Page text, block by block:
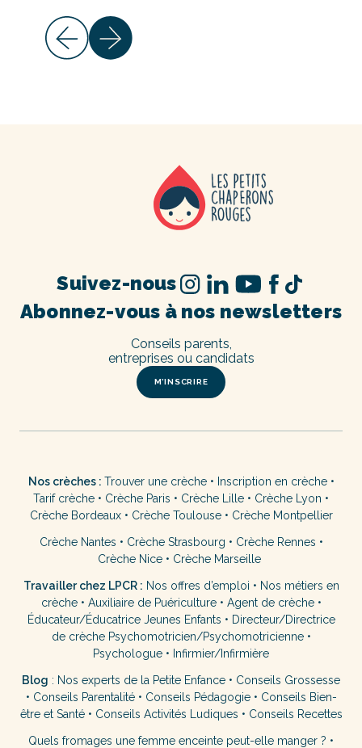
Abonnez-vous à nos newsletters
M’INSCRIRE
Conseils parents,
entreprises ou candidats
Suivez-nous
Nos crèches : Trouver une crèche• Inscription en crèche•
Tarif crèche • Crèche Paris • Crèche Lille • Crèche Lyon •
Crèche Bordeaux• Crèche Toulouse• Crèche Montpellier
Crèche Nantes • Crèche Strasbourg • Crèche Rennes •
Crèche Nice • Crèche Marseille
Travailler chez LPCR : Nos offres d’emploi • Nos métiers en
crèche• Auxiliaire de Puériculture• Agent de crèche•
Éducateur/Éducatrice Jeunes Enfants • Directeur/Directrice
de crèche Psychomotricien/Psychomotricienne•
Psychologue • Infirmier/Infirmière
Blog : Nos experts de la Petite Enfance • Conseils Grossesse
• Conseils Parentalité• Conseils Pédagogie• Conseils Bien-
être et Santé• Conseils Activités Ludiques • Conseils Recettes
Quels fromages une femme enceinte peut-elle manger ? •